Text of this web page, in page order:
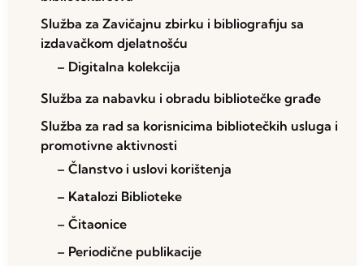
Služba za Zavičajnu zbirku i bibliografiju sa
izdavačkom djelatnošću
– Digitalna kolekcija
Služba za nabavku i obradu bibliotečke građe
Služba za rad sa korisnicima bibliotečkih usluga i
promotivne aktivnosti
– Članstvo i uslovi korištenja
– Katalozi Biblioteke
– Čitaonice
– Periodične publikacije